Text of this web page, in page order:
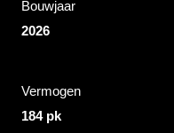
Bouwjaar
2026
Vermogen
184 pk